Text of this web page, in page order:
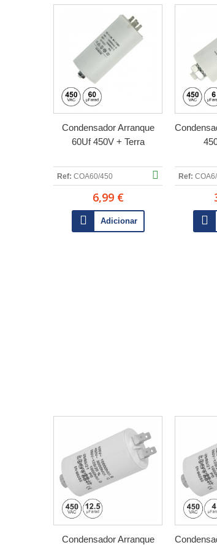
Condensador Arranque
60Uf 450V + Terra
Ref: COA60/450
6,99 €
Adicionar
Ref:
Condensador Arranque